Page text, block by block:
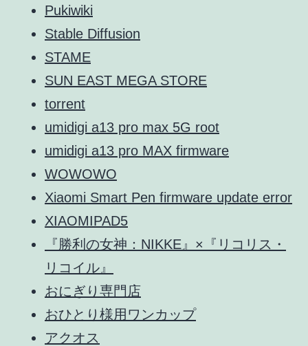
Pukiwiki
Stable Diffusion
STAME
SUN EAST MEGA STORE
torrent
umidigi a13 pro max 5G root
umidigi a13 pro MAX firmware
WOWOWO
Xiaomi Smart Pen firmware update error
XIAOMIPAD5
『勝利の女神：NIKKE』×『リコリス・
リコイル』
おにぎり専門店
おひとり様用ワンカップ
アクオス